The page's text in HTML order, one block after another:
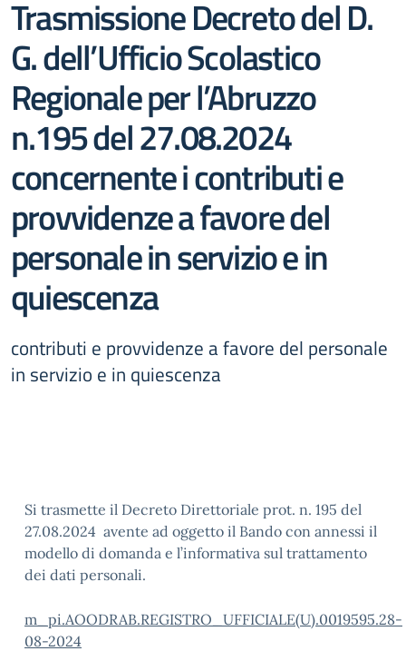
Trasmissione Decreto del D.
G. dell’Ufficio Scolastico
Regionale per l’Abruzzo
n.195 del 27.08.2024
concernente i contributi e
provvidenze a favore del
personale in servizio e in
quiescenza
contributi e provvidenze a favore del personale
in servizio e in quiescenza
Si trasmette il Decreto Direttoriale prot. n. 195 del
27.08.2024 avente ad oggetto il Bando con annessi il
modello di domanda e l’informativa sul trattamento
dei dati personali.
m_pi.AOODRAB.REGISTRO_UFFICIALE(U).0019595.28-
08-2024